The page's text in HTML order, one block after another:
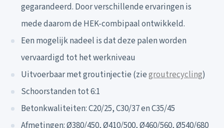
gegarandeerd. Door verschillende ervaringen is
mede daarom de HEK-combipaal ontwikkeld.
Een mogelijk nadeel is dat deze palen worden
vervaardigd tot het werkniveau
Uitvoerbaar met groutinjectie (ziegroutrecycling)
Schoorstanden tot 6:1
Betonkwaliteiten: C20/25, C30/37 en C35/45
Afmetingen: Ø380/450, Ø410/500, Ø460/560, Ø540/680